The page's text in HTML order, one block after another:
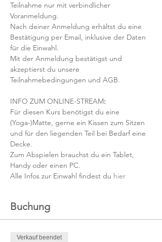
Teilnahme nur mit verbindlicher
Voranmeldung.
Nach deiner Anmeldung erhältst du eine
Bestätigung per Email, inklusive der Daten
für die Einwahl.
Mit der Anmeldung bestätigst und
akzeptierst du unsere
Teilnahmebedingungen und AGB.
INFO ZUM ONLINE-STREAM:
Für diesen Kurs benötigst du eine
(Yoga-)Matte, gerne ein Kissen zum Sitzen
und für den liegenden Teil bei Bedarf eine
Decke.
Zum Abspielen brauchst du ein Tablet,
Handy oder einen PC.
Alle Infos zur Einwahl findest du hier
Buchung
Verkauf beendet